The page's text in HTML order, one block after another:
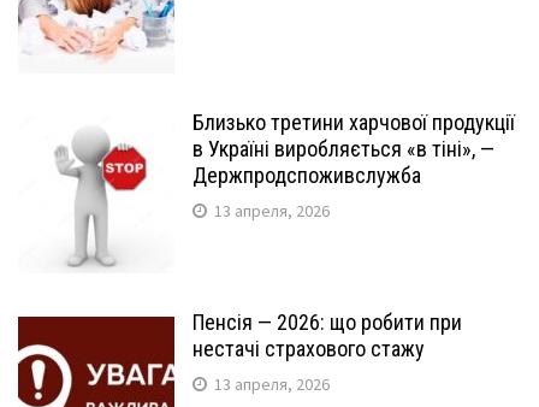
Близько третини харчової продукції
в Україні виробляється «в тіні», —
Держпродспоживслужба
13 апреля, 2026
Пенсія — 2026: що робити при
нестачі страхового стажу
13 апреля, 2026